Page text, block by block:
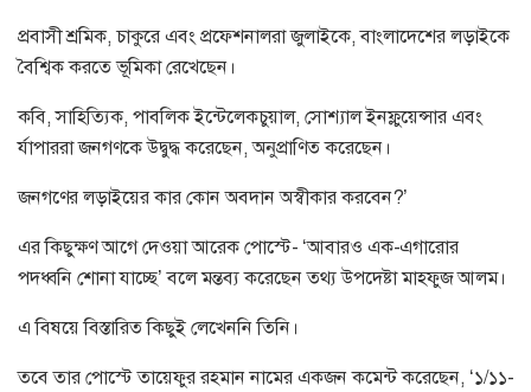
প্রবাসী শ্রমিক, চাকুরে এবং প্রফেশনালরা জুলাইকে, বাংলাদেশের লড়াইকে
বৈশ্বিক করতে ভূমিকা রেখেছেন।
কবি, সাহিত্যিক, পাবলিক ইন্টেলেকচুয়াল, সোশ্যাল ইনফ্লুয়েন্সার এবং
র্যাপাররা জনগণকে উদ্বুদ্ধ করেছেন, অনুপ্রাণিত করেছেন।
জনগণের লড়াইয়ের কার কোন অবদান অস্বীকার করবেন?’
এর কিছুক্ষণ আগে দেওয়া আরেক পোস্টে- ‘আবারও এক-এগারোর
পদধ্বনি শোনা যাচ্ছে’ বলে মন্তব্য করেছেন তথ্য উপদেষ্টা মাহফুজ আলম।
এ বিষয়ে বিস্তারিত কিছুই লেখেননি তিনি।
তবে তার পোস্টে তায়েফুর রহমান নামের একজন কমেন্ট করেছেন, ‘১/১১-